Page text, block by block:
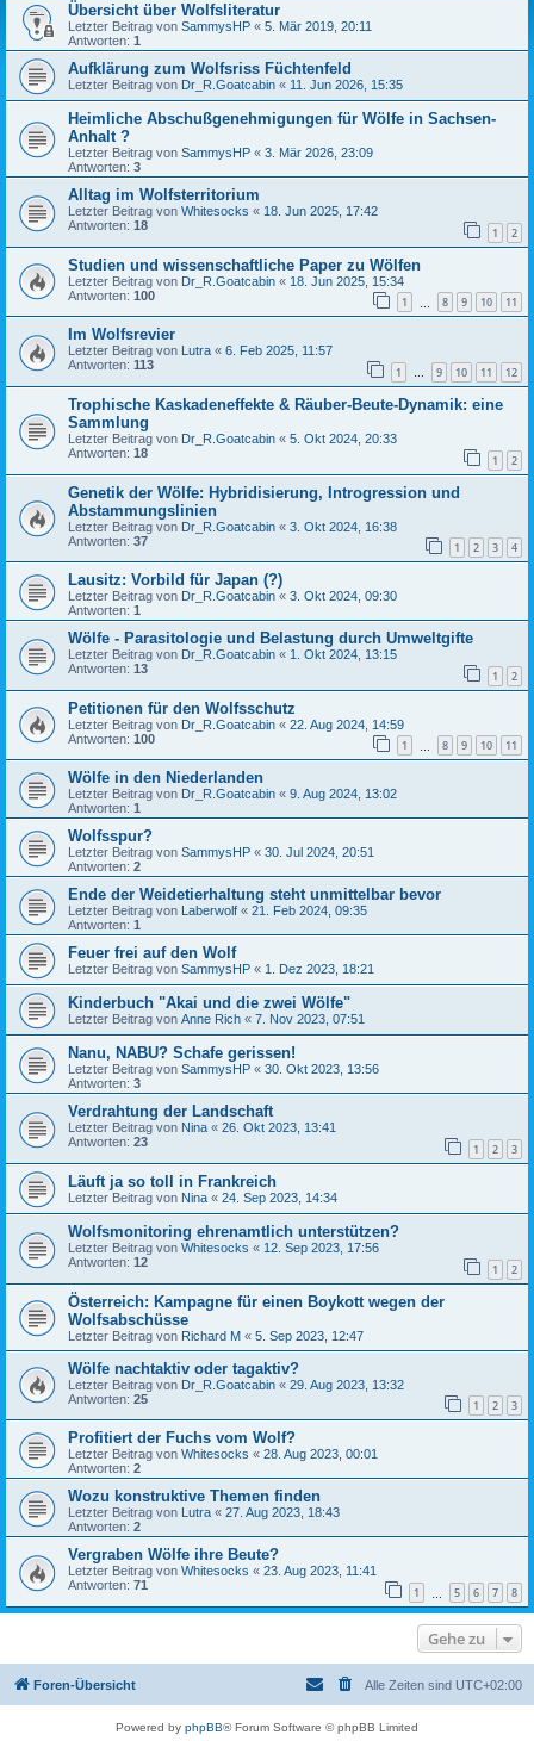
Übersicht über Wolfsliteratur
Letzter Beitrag von SammysHP « 5. Mär 2019, 20:11
Antworten: 1
Aufklärung zum Wolfsriss Füchtenfeld
Letzter Beitrag von Dr_R.Goatcabin « 11. Jun 2026, 15:35
Heimliche Abschußgenehmigungen für Wölfe in Sachsen-
Anhalt ?
Letzter Beitrag von SammysHP « 3. Mär 2026, 23:09
Antworten: 3
Alltag im Wolfsterritorium
Letzter Beitrag von Whitesocks « 18. Jun 2025, 17:42
Antworten: 18 1 2
Studien und wissenschaftliche Paper zu Wölfen
Letzter Beitrag von Dr_R.Goatcabin « 18. Jun 2025, 15:34
Antworten: 100 1 8 9 10 11
Im Wolfsrevier
Letzter Beitrag von Lutra « 6. Feb 2025, 11:57
Antworten: 113 1 … 9 10 11 12
Trophische Kaskadeneffekte & Räuber-Beute-Dynamik: eine
Sammlung
Letzter Beitrag von Dr_R.Goatcabin « 5. Okt 2024, 20:33
Antworten: 18 1 2
Genetik der Wölfe: Hybridisierung, Introgression und
Abstammungslinien
Letzter Beitrag von Dr_R.Goatcabin « 3. Okt 2024, 16:38
Antworten: 37 1 2 3 4
Lausitz: Vorbild für Japan (?)
Letzter Beitrag von Dr_R.Goatcabin « 3. Okt 2024, 09:30
Antworten: 1
Wölfe - Parasitologie und Belastung durch Umweltgifte
Letzter Beitrag von Dr_R.Goatcabin « 1. Okt 2024, 13:15
Antworten: 13 1 2
Petitionen für den Wolfsschutz
Letzter Beitrag von Dr_R.Goatcabin « 22. Aug 2024, 14:59
Antworten: 100 1 8 9 10 11
Wölfe in den Niederlanden
Letzter Beitrag von Dr_R.Goatcabin « 9. Aug 2024, 13:02
Antworten: 1
Wolfsspur?
Letzter Beitrag von SammysHP « 30. Jul 2024, 20:51
Antworten: 2
Ende der Weidetierhaltung steht unmittelbar bevor
Letzter Beitrag von Laberwolf « 21. Feb 2024, 09:35
Antworten: 1
Feuer frei auf den Wolf
Letzter Beitrag von SammysHP « 1. Dez 2023, 18:21
Kinderbuch "Akai und die zwei Wölfe"
Letzter Beitrag von Anne Rich « 7. Nov 2023, 07:51
Nanu, NABU? Schafe gerissen!
Letzter Beitrag von SammysHP « 30. Okt 2023, 13:56
Antworten: 3
Verdrahtung der Landschaft
Letzter Beitrag von Nina « 26. Okt 2023, 13:41
Antworten: 23 1 2 3
Läuft ja so toll in Frankreich
Letzter Beitrag von Nina « 24. Sep 2023, 14:34
Wolfsmonitoring ehrenamtlich unterstützen?
Letzter Beitrag von Whitesocks « 12. Sep 2023, 17:56
Antworten: 12 1 2
Österreich: Kampagne für einen Boykott wegen der
Wolfsabschüsse
Letzter Beitrag von Richard M « 5. Sep 2023, 12:47
Wölfe nachtaktiv oder tagaktiv?
Letzter Beitrag von Dr_R.Goatcabin « 29. Aug 2023, 13:32
Antworten: 25 1 2 3
Profitiert der Fuchs vom Wolf?
Letzter Beitrag von Whitesocks « 28. Aug 2023, 00:01
Antworten: 2
Wozu konstruktive Themen finden
Letzter Beitrag von Lutra « 27. Aug 2023, 18:43
Antworten: 2
Vergraben Wölfe ihre Beute?
Letzter Beitrag von Whitesocks « 23. Aug 2023, 11:41
Antworten: 71 1 5 6 7 8
Gehe zu
Foren-Übersicht Alle Zeiten sind UTC+02:00
Powered by phpBB® Forum Software © phpBB Limited